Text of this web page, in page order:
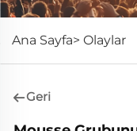
Ana Sayfa> Olaylar
Geri